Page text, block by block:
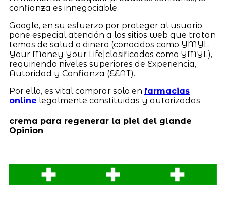
confianza es innegociable.
Google, en su esfuerzo por proteger al usuario,
pone especial atención a los sitios web que tratan
temas de salud o dinero (conocidos como YMYL,
Your Money Your Life|clasificados como YMYL),
requiriendo niveles superiores de Experiencia,
Autoridad y Confianza (EEAT).
Por ello, es vital comprar solo en farmacias
online legalmente constituidas y autorizadas.
crema para regenerar la piel del glande
Opinion